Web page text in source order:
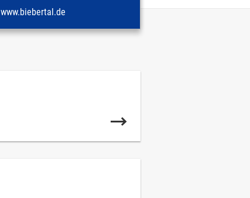
www.biebertal.de